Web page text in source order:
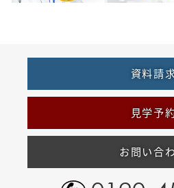
資料請
見学予
お問い合